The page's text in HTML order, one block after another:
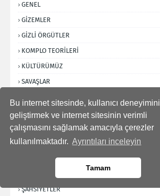
Bu internet sitesinde, kullanıcı deneyimini
geliştirmek ve internet sitesinin verimli
çalışmasını sağlamak amacıyla çerezler
kullanılmaktadır. Ayrıntıları inceleyin
Tamam
GENEL
GİZEMLER
GİZLİ ÖRGÜTLER
KOMPLO TEORİLERİ
KÜLTÜRÜMÜZ
SAVAŞLAR
SUİKASTLER
SÜBLİMİNAL İFŞALAR
TÜRK TARİHİ
UZAY-DÜZDÜNYA
ŞAHSİYETLER